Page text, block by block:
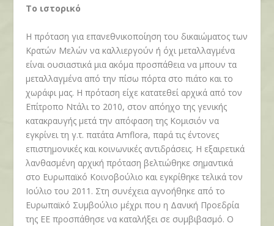
Το ιστορικό
Η πρόταση για επανεθνικοποίηση του δικαιώματος των
Κρατών Μελών να καλλιεργούν ή όχι μεταλλαγμένα
είναι ουσιαστικά μια ακόμα προσπάθεια να μπουν τα
μεταλλαγμένα από την πίσω πόρτα στο πιάτο και το
χωράφι μας. Η πρόταση είχε κατατεθεί αρχικά από τον
Επίτροπο Ντάλι το 2010, στον απόηχο της γενικής
κατακραυγής μετά την απόφαση της Κομισιόν να
εγκρίνει τη γ.τ. πατάτα Amflora, παρά τις έντονες
επιστημονικές και κοινωνικές αντιδράσεις. Η εξαιρετικά
λανθασμένη αρχική πρόταση βελτιώθηκε σημαντικά
στο Ευρωπαϊκό Κοινοβούλιο και εγκρίθηκε τελικά τον
Ιούλιο του 2011. Στη συνέχεια αγνοήθηκε από το
Ευρωπαϊκό Συμβούλιο μέχρι που η Δανική Προεδρία
της ΕΕ προσπάθησε να καταλήξει σε συμβιβασμό. Ο